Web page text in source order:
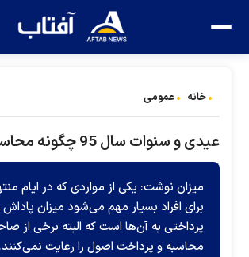
خانه عمومی
عیدی و سنوات سال 95 چگونه محاسبه می‌شود؟
میزان نوشت: یکی از مواردی که در ایام
برای افراد بسیار مهم می‌شود میزان
پرداختی به آن‌ها است که البته برخی از
محاسبه و پرداخت اصول را رعایت نمی‌کنند.